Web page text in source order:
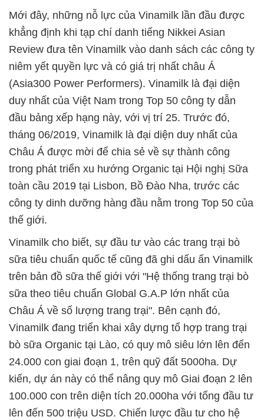
Mới đây, những nỗ lực của Vinamilk lần đầu được
khẳng định khi tạp chí danh tiếng Nikkei Asian
Review đưa tên Vinamilk vào danh sách các công ty
niêm yết quyền lực và có giá trị nhất châu Á
(Asia300 Power Performers). Vinamilk là đại diện
duy nhất của Việt Nam trong Top 50 công ty dẫn
đầu bảng xếp hạng này, với vị trí 25. Trước đó,
tháng 06/2019, Vinamilk là đại diện duy nhất của
Châu Á được mời để chia sẻ về sự thành công
trong phát triển xu hướng Organic tại Hội nghị Sữa
toàn cầu 2019 tại Lisbon, Bồ Đào Nha, trước các
công ty dinh dưỡng hàng đầu nằm trong Top 50 của
thế giới.
Vinamilk cho biết, sự đầu tư vào các trang trại bò
sữa tiêu chuẩn quốc tế cũng đã ghi dấu ấn Vinamilk
trên bản đồ sữa thế giới với "Hệ thống trang trại bò
sữa theo tiêu chuẩn Global G.A.P lớn nhất của
Châu Á về số lượng trang trại". Bên cạnh đó,
Vinamilk đang triển khai xây dựng tổ hợp trang trại
bò sữa Organic tại Lào, có quy mô siêu lớn lên đến
24.000 con giai đoạn 1, trên quỹ đất 5000ha. Dự
kiến, dự án này có thể nâng quy mô Giai đoạn 2 lên
100.000 con trên diện tích 20.000ha với tổng đầu tư
lên đến 500 triệu USD. Chiến lược đầu tư cho hệ